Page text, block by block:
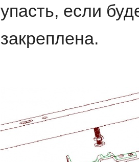
упасть, если
закреплена.